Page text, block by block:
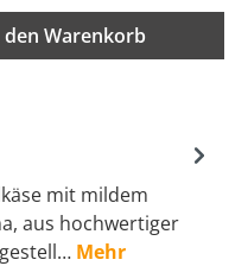
gewünschten
den Warenkorb
mit mildem
aus hochwertiger
Mehr